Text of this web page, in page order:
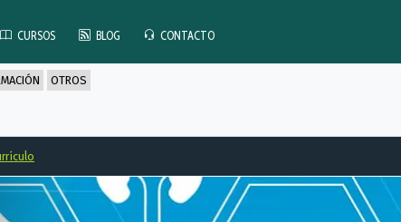
CURSOS BLOG CONTACTO
OTROS